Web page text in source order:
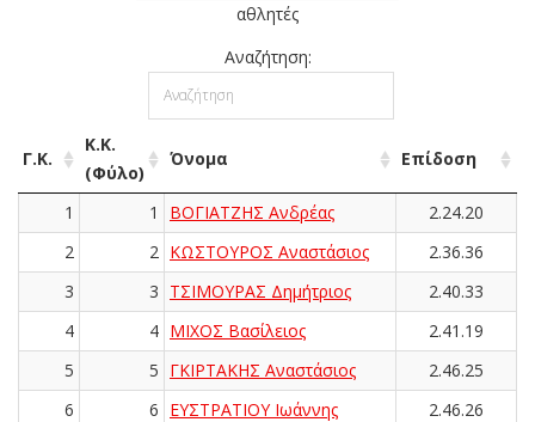
αθλητές
Αναζήτηση:
Γ.Κ.
Κ.Κ.
(Φύλο)
Όνομα Επίδοση
1 1 ΒΟΓΙΑΤΖΗΣ Ανδρέας
2.24.20
2
2 ΚΩΣΤΟΥΡΟΣ Αναστάσιος
2.36.36
3
3 ΤΣΙΜΟΥΡΑΣ Δημήτριος
2.40.33
4
4 ΜΙΧΟΣ Βασίλειος
2.41.19
5
5 ΓΚΙΡΤΑΚΗΣ Αναστάσιος
2.46.25
6
6 ΕΥΣΤΡΑΤΙΟΥ Ιωάννης
2.46.26